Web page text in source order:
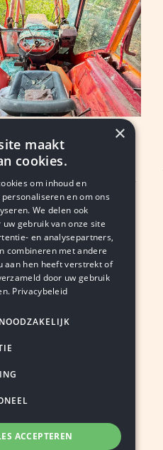
fors
door vandalen
LEDEN
×
maakt
cookies.
om inhoud en
en om ons
We delen ook
gebruik van onze site
en analysepartners,
combineren met andere
aan hen heeft verstrekt of
door uw gebruik
Privacybeleid
ACCEPTEREN